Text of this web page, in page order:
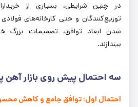
در چنین شرایطی، بسیاری از
توزیع‌کنندگان و حتی کارخانه‌های
شدن ابعاد توافق، تصمیمات بزرگ
بیندازند.
سه احتمال پیش روی بازار آهن
احتمال اول: توافق جامع و کاهش